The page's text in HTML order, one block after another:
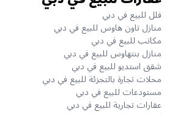
فلل للبيع في دبي
منازل تاون هاوس للبيع في دبي
مكاتب للبيع في دبي
منازل بنتهاوس للبيع في دبي
شقق استديو للبيع في دبي
محلات تجارة بالتجزئة للبيع في دبي
مستودعات للبيع في دبي
عقارات تجارية للبيع في دبي